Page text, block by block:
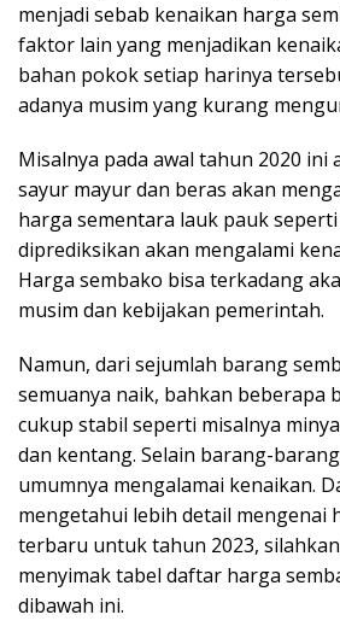
menjadi sebab kenaikan harga
faktor lain yang menjadikan
bahan pokok setiap harinya
adanya musim yang kurang
Misalnya pada awal tahun 2020 ini
sayur mayur dan beras akan
harga sementara lauk pauk
diprediksikan akan mengalami
Harga sembako bisa terkadang
musim dan kebijakan pemerintah.
Namun, dari sejumlah barang
semuanya naik, bahkan beberapa
cukup stabil seperti misalnya
dan kentang. Selain barang-
umumnya mengalamai kenaikan.
mengetahui lebih detail mengenai
terbaru untuk tahun 2023,
menyimak tabel daftar harga
dibawah ini.